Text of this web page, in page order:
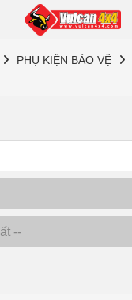
PHỤ KIỆN BẢO VỆ